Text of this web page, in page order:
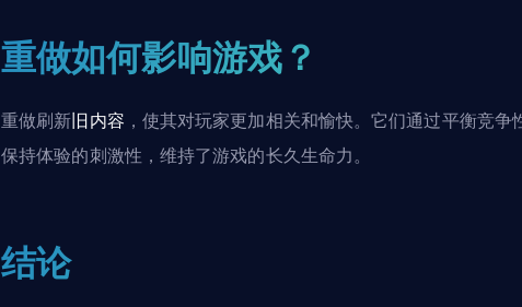
重做如何影响游戏？
重做刷新旧内容 ，使其对玩家更加相关和愉快。它们通过平衡竞争
保持体验的刺激性，维持了游戏的长久生命力。
结论